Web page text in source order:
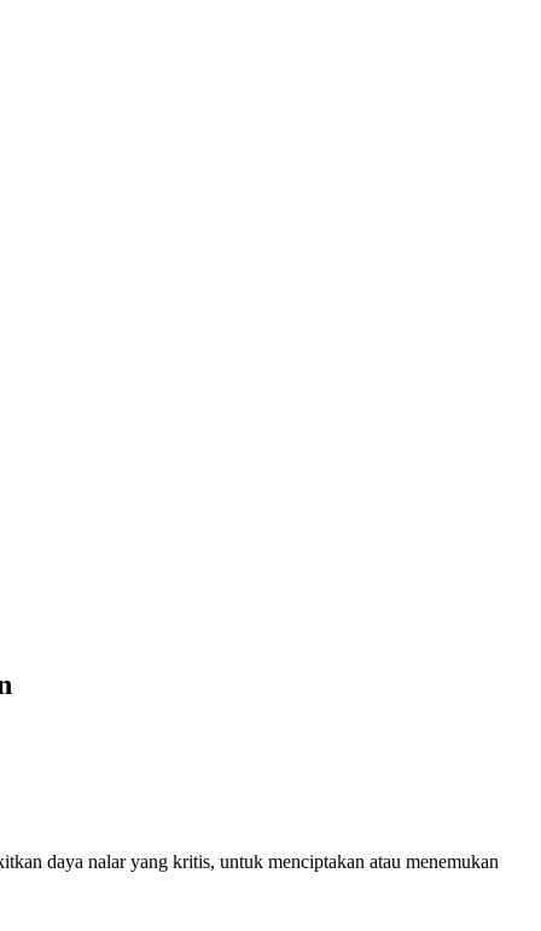
daya nalar yang kritis, untuk menciptakan atau menemukan